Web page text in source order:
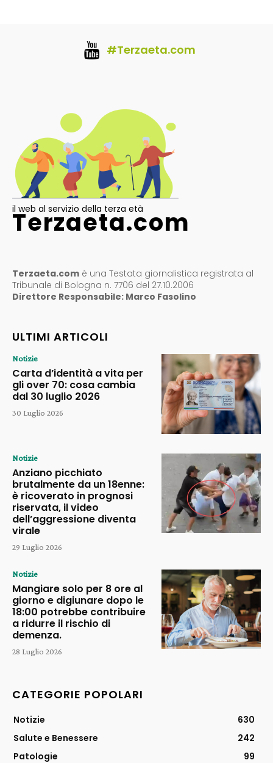
#Terzaeta.com
il web al servizio della terza età
Terzaeta.com
Terzaeta.com è una Testata giornalistica registrata al
Tribunale di Bologna n. 7706 del 27.10.2006
Direttore Responsabile: Marco Fasolino
ULTIMI ARTICOLI
Notizie
Carta d’identità a vita per
gli over 70: cosa cambia
dal 30 luglio 2026
30 Luglio 2026
Notizie
Anziano picchiato
brutalmente da un 18enne:
è ricoverato in prognosi
riservata, il video
dell’aggressione diventa
virale
29 Luglio 2026
Notizie
Mangiare solo per 8 ore al
giorno e digiunare dopo le
18:00 potrebbe contribuire
a ridurre il rischio di
demenza.
28 Luglio 2026
CATEGORIE POPOLARI
Notizie
630
Salute e Benessere
242
Patologie
99